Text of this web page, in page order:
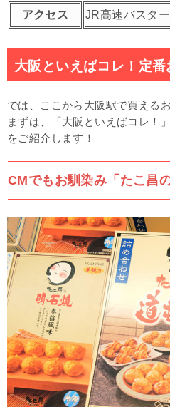
アクセス JR高速バスタ
大阪といえばコレ！定番
では、ここから大阪駅で買える
まずは、「大阪といえばコレ！
をご紹介します！
CMでもお馴染み「たこ昌